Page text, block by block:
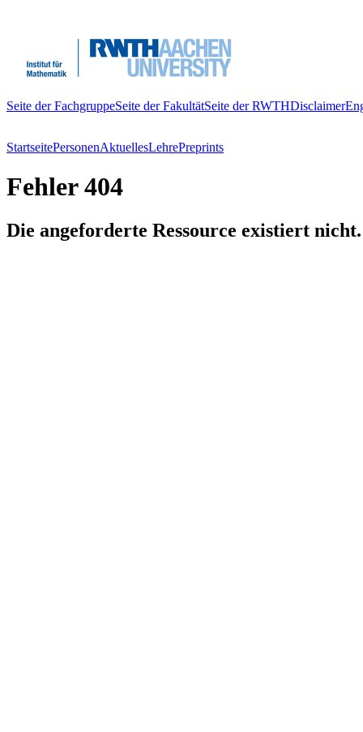
Seite der FachgruppeSeite der FakultätSeite der RWTHDisclaimer
StartseitePersonenAktuellesLehrePreprints
Fehler 404
Die angeforderte Ressource existiert nicht.